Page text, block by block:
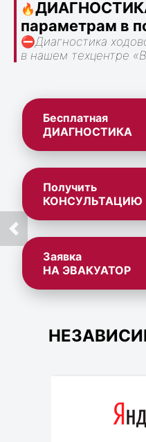
🔥
параметрам в
⛔Диагностика
в нашем техцентре
Бесплатная
ДИАГНОСТИКА
Получить
КОНСУЛЬТАЦИЮ
Заявка
НА ЭВАКУАТОР